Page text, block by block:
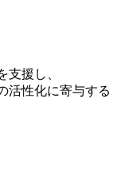
支援し、
活性化に寄与する